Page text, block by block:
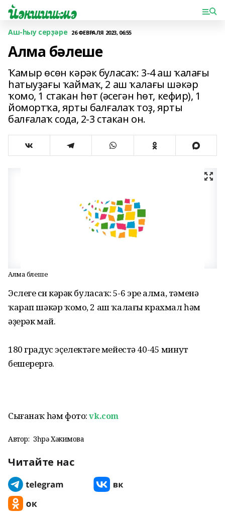
Аш-һыу серҙәре 26 ФЕВРАЛЯ 2023, 06:55
Алма бәлеше
Ҡамыр өсөн кәрәк буласаҡ: 3-4 аш ҡалағы
һатыуҙағы ҡаймаҡ, 2 аш ҡалағы шәкәр
ҡомо, 1 стакан һөт (әсегән һөт, кефир), 1
йомортҡа, ярты балғалаҡ тоҙ, ярты
балғалаҡ сода, 2-3 стакан он.
Алма бәлеше
Эслеге өсөн кәрәк буласаҡ: 5-6 эре алма, тәменә
ҡарап шәкәр ҡомо, 2 аш ҡалағы крахмал һәм
әҙерәк май.
180 градус эҫелектәге мейестә 40-45 минут
бешерергә.
Сығанаҡ һәм фото:vk.com
Автор: Зөһрә Хәкимова
Читайте нас